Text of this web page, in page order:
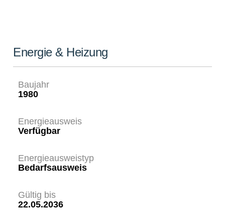
Energie & Heizung
Baujahr
1980
Energieausweis
Verfügbar
Energie­ausweistyp
Bedarfsausweis
Gültig bis
22.05.2036